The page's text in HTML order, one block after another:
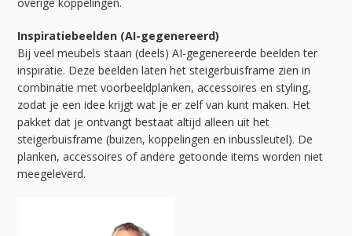
overige koppelingen.
Inspiratiebeelden (AI-gegenereerd)
Bij veel meubels staan (deels) AI-gegenereerde beelden ter
inspiratie. Deze beelden laten het steigerbuisframe zien in
combinatie met voorbeeldplanken, accessoires en styling,
zodat je een idee krijgt wat je er zelf van kunt maken. Het
pakket dat je ontvangt bestaat altijd alleen uit het
steigerbuisframe (buizen, koppelingen en inbussleutel). De
planken, accessoires of andere getoonde items worden niet
meegeleverd.